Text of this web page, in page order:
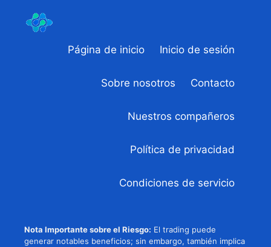
Página de inicio Inicio de sesión
Sobre nosotros Contacto
Nuestros compañeros
Política de privacidad
Condiciones de servicio
Nota Importante sobre el Riesgo: El trading puede
generar notables beneficios; sin embargo, también implica